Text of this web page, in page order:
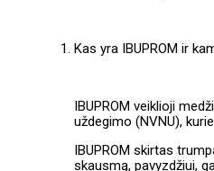
Kas yra IBUPROM ir
IBUPROM veiklioji
uždegimo (NVNU),
IBUPROM skirtas
skausmą, pavyzdžiui,